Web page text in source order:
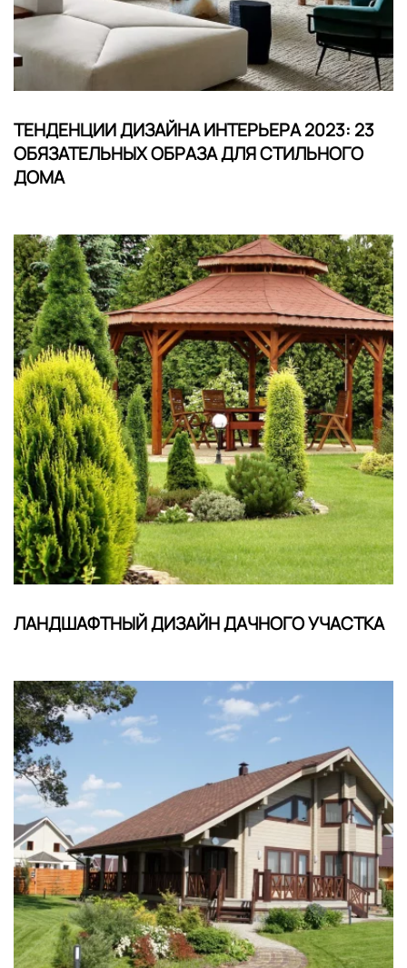
ТЕНДЕНЦИИ ДИЗАЙНА ИНТЕРЬЕРА 2023: 23
ОБЯЗАТЕЛЬНЫХ ОБРАЗА ДЛЯ СТИЛЬНОГО
ДОМА
ЛАНДШАФТНЫЙ ДИЗАЙН ДАЧНОГО УЧАСТКА